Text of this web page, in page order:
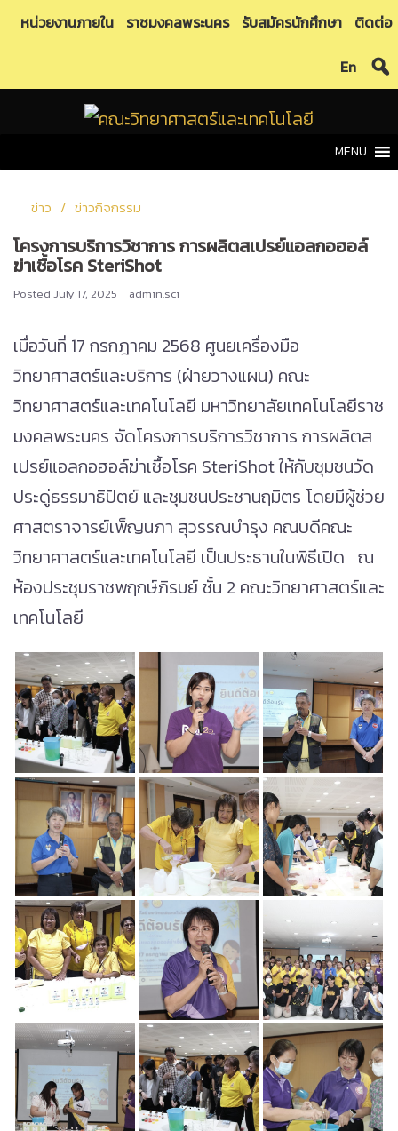
Skipหน่วยงานภายใน ราชมงคลพระนคร รับสมัครนักศึกษา ติดต่อ
En
MENU
ข่าว ข่าวกิจกรรม
โครงการบริการวิชาการ การผลิตสเปรย์แอลกอฮอล์
ฆ่าเชื้อโรค SteriShot
Posted July 17, 2025 admin.sci
เมื่อวันที่ 17 กรกฎาคม 2568 ศูนยเครื่องมือ
วิทยาศาสตร์และบริการ (ฝ่ายวางแผน) คณะ
วิทยาศาสตร์และเทคโนโลยี มหาวิทยาลัยเทคโนโลยีราช
มงคลพระนคร จัดโครงการบริการวิชาการ การผลิตส
เปรย์แอลกอฮอล์ฆ่าเชื้อโรค SteriShot ให้กับชุมชนวัด
ประดู่ธรรมาธิปัตย์ และชุมชนประชานฤมิตร โดยมีผู้ช่วย
ศาสตราจารย์เพ็ญนภา สุวรรณบำรุง คณบดีคณะ
วิทยาศาสตร์และเทคโนโลยี เป็นประธานในพิธีเปิด ณ
ห้องประชุมราชพฤกษ์ภิรมย์ ชั้น 2 คณะวิทยาศาสตร์และ
เทคโนโลยี